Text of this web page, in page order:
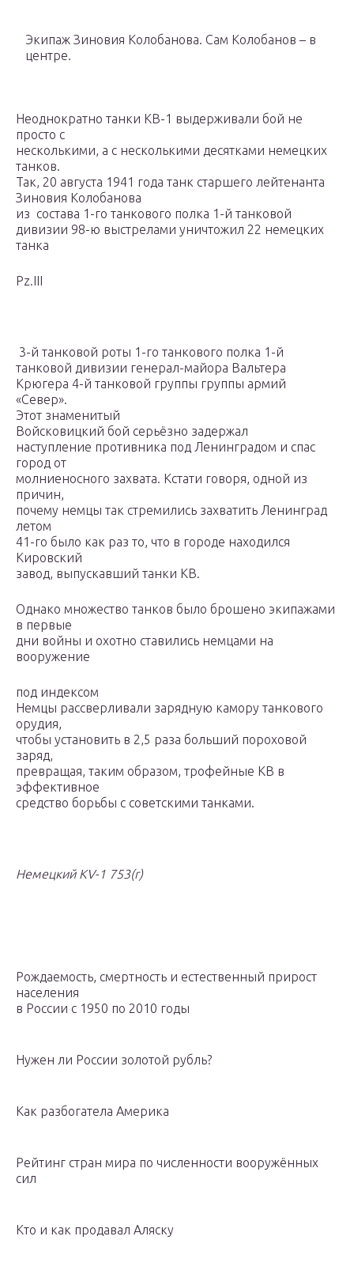
Экипаж Зиновия Колобанова. Сам Колобанов – в
центре.
Неоднократно танки КВ-1 выдерживали бой не
просто с
несколькими, а с несколькими десятками немецких
танков.
Так, 20 августа 1941 года танк старшего лейтенанта
Зиновия Колобанова
из состава 1-го танкового полка 1-й танковой
дивизии 98-ю выстрелами уничтожил 22 немецких
танка
Pz.III
3-й танковой роты 1-го танкового полка 1-й
танковой дивизии генерал-майора Вальтера
Крюгера 4-й танковой группы группы армий
«Север».
Этот знаменитый
Войсковицкий бой серьёзно задержал
наступление противника под Ленинградом и спас
город от
молниеносного захвата. Кстати говоря, одной из
причин,
почему немцы так стремились захватить Ленинград
летом
41-го было как раз то, что в городе находился
Кировский
завод, выпускавший танки КВ.
Однако множество танков было брошено экипажами
в первые
дни войны и охотно ставились немцами на
вооружение
под индексом
Немцы рассверливали зарядную камору танкового
орудия,
чтобы установить в 2,5 раза больший пороховой
заряд,
превращая, таким образом, трофейные КВ в
эффективное
средство борьбы с советскими танками.
Немецкий KV-1 753(r)
Рождаемость, смертность и естественный прирост
населения
в России с 1950 по 2010 годы
Нужен ли России золотой рубль?
Как разбогатела Америка
Рейтинг стран мира по численности вооружённых
сил
Кто и как продавал Аляску